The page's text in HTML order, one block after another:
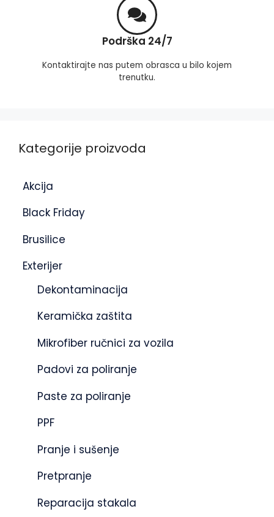
Podrška 24/7
Kontaktirajte nas putem obrasca u bilo kojem
trenutku.
Kategorije proizvoda
Akcija
Black Friday
Brusilice
Exterijer
Dekontaminacija
Keramička zaštita
Mikrofiber ručnici za vozila
Padovi za poliranje
Paste za poliranje
PPF
Pranje i sušenje
Pretpranje
Reparacija stakala